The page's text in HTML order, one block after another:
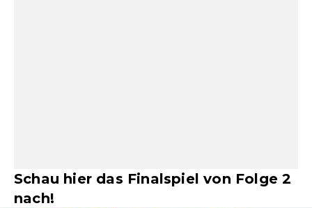
Schau hier das Finalspiel von Folge 2
nach!